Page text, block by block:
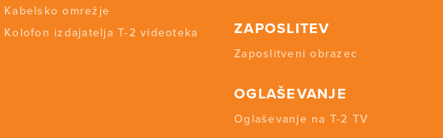
Kabelsko omrežje
Kolofon izdajatelja T-2 videoteka
ZAPOSLITEV
Zaposlitveni obrazec
OGLAŠEVANJE
Oglaševanje na T-2 TV